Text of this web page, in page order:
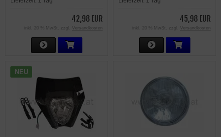
42,98 EUR
inkl. 20 % MwSt. zzgl. Versandkosten
45,98 EUR
inkl. 20 % MwSt. zzgl. Versandkosten
NEU